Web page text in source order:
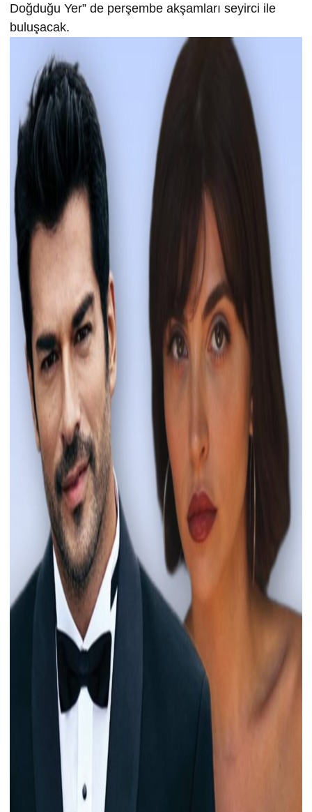
Doğduğu Yer” de perşembe akşamları seyirci ile
buluşacak.